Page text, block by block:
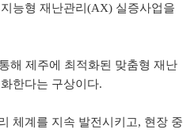
능형 재난관리 (AX) 실증사업을
해 제주에 최적화된 맞춤형 재난
한다는 구상이다.
체계를 지속 발전시키고, 현장 중